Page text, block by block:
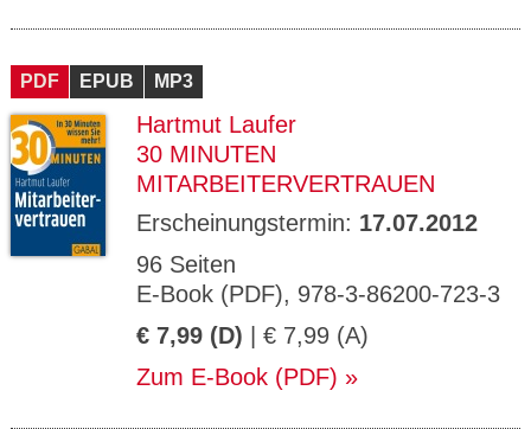
PDF EPUB MP3
Hartmut Laufer
30 MINUTEN
MITARBEITERVERTRAUEN
Erscheinungstermin: 17.07.2012
96 Seiten
E-Book (PDF), 978-3-86200-723-3
€ 7,99 (D) | € 7,99 (A)
Zum E-Book (PDF)